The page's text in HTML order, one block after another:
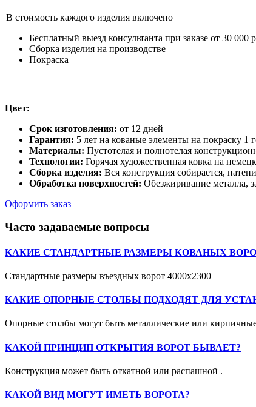
В стоимость каждого изделия включено
Бесплатный выезд консультанта при заказе от 30 000
Сборка изделия на производстве
Покраска
Цвет:
Срок изготовления: от 12 дней
Гарантия: 5 лет на кованые элементы на покраску 1
Материалы: Пустотелая и полнотелая
Технологии: Горячая художественная ковка на
Сборка изделия: Вся конструкция собирается,
Обработка поверхностей: Обезжиривание металла,
Оформить заказ
Часто задаваемые вопросы
КАКИЕ СТАНДАРТНЫЕ РАЗМЕРЫ КОВАНЫХ
Стандартные размеры въездных ворот 4000х2300
КАКИЕ ОПОРНЫЕ СТОЛБЫ ПОДХОДЯТ ДЛЯ
Опорные столбы могут быть металлические или
КАКОЙ ПРИНЦИП ОТКРЫТИЯ ВОРОТ БЫВАЕТ?
Конструкция может быть откатной или распашной .
КАКОЙ ВИД МОГУТ ИМЕТЬ ВОРОТА?